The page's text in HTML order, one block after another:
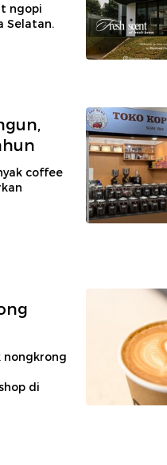
ngopi
Selatan.
coffee
nongkrong
di